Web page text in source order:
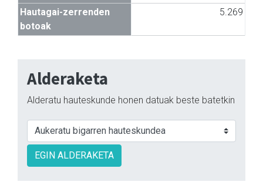
Hautagai-zerrenden
botoak
5.269
Alderaketa
Alderatu hauteskunde honen datuak beste batetkin
EGIN ALDERAKETA